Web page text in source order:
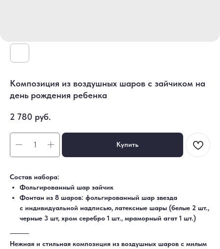
Композиция из воздушных шаров с зайчиком на
день рождения ребенка
2 780 руб.
Купить
Состав набора:
Фольгированный шар зайчик
Фонтан из 8 шаров: фольгированный шар звезда
с индивидуальной надписью, латексные шары (белые 2 шт.,
черные 3 шт, хром серебро 1 шт., мраморный агат 1 шт.)
⸻
Нежная и стильная композиция из воздушных шаров с милым